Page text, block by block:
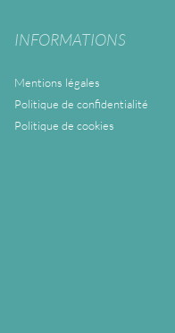
INFORMATIONS
Mentions légales
Politique de confidentialité
Politique de cookies